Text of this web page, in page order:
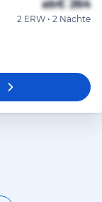
ab€ 264
2 ERW • 2 Nächte